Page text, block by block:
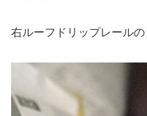
右ルーフドリップレール